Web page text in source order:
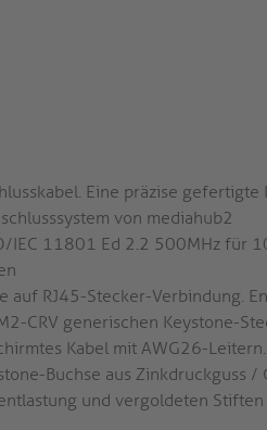
Eine präzise
von mediahub2
IEC 11801 Ed 2.2 500MHz für
auf RJ45-Stecker-Verbindung.
CRV generischen Keystone-
Kabel mit AWG26-
Buchse aus Zinkdruckguss /
und vergoldeten Stiften